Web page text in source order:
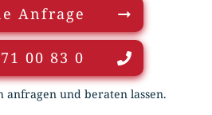
Anfrage
00 83 0
anfragen und beraten lassen.